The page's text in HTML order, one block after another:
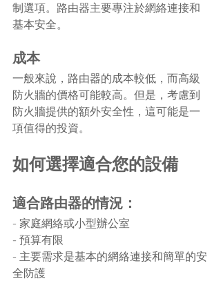
制選項。路由器主要專注於網絡連接和
基本安全。
成本
一般來說，路由器的成本較低，而高級
防火牆的價格可能較高。但是，考慮到
防火牆提供的額外安全性，這可能是一
項值得的投資。
如何選擇適合您的設備
適合路由器的情況：
- 家庭網絡或小型辦公室
- 預算有限
- 主要需求是基本的網絡連接和簡單的安
全防護